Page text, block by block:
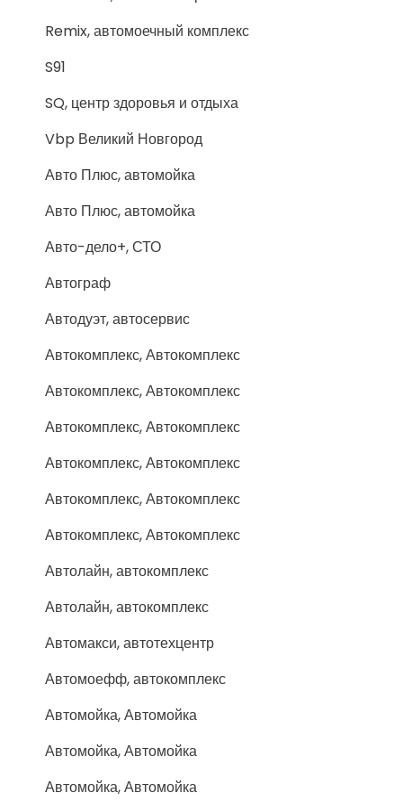
Remix, автомоечный комплекс
S91
SQ, центр здоровья и отдыха
Vbp Великий Новгород
Авто Плюс, автомойка
Авто Плюс, автомойка
Авто-дело+, СТО
Автограф
Автодуэт, автосервис
Автокомплекс, Автокомплекс
Автокомплекс, Автокомплекс
Автокомплекс, Автокомплекс
Автокомплекс, Автокомплекс
Автокомплекс, Автокомплекс
Автокомплекс, Автокомплекс
Автолайн, автокомплекс
Автолайн, автокомплекс
Автомакси, автотехцентр
Автомоефф, автокомплекс
Автомойка, Автомойка
Автомойка, Автомойка
Автомойка, Автомойка